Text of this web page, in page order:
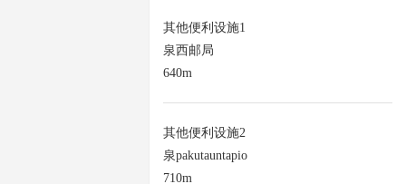
其他便利设施1
泉西邮局
640m
其他便利设施2
泉pakutauntapio
710m